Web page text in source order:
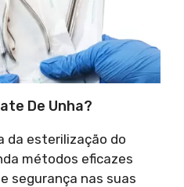
De Unha?
da esterilização do
métodos eficazes
segurança nas suas